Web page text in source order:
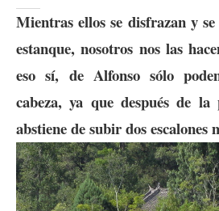
Mientras ellos se disfrazan y
estanque, nosotros nos las
eso sí, de Alfonso sólo
cabeza, ya que después de
abstiene de subir dos escalones